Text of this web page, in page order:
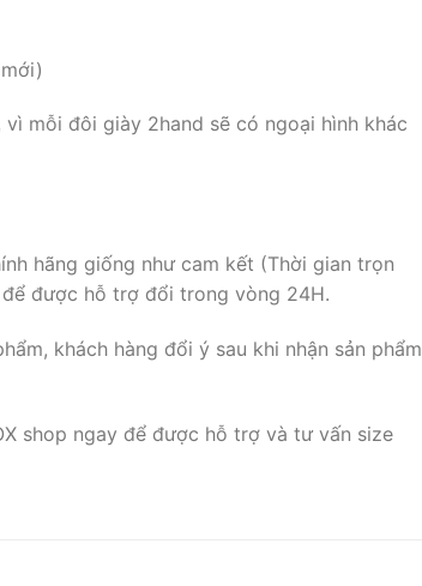
mỗi đôi giày 2hand sẽ có ngoại hình khác
hãng giống như cam kết (Thời gian trọn
được hỗ trợ đổi trong vòng 24H.
khách hàng đổi ý sau khi nhận sản phẩm
shop ngay để được hỗ trợ và tư vấn size